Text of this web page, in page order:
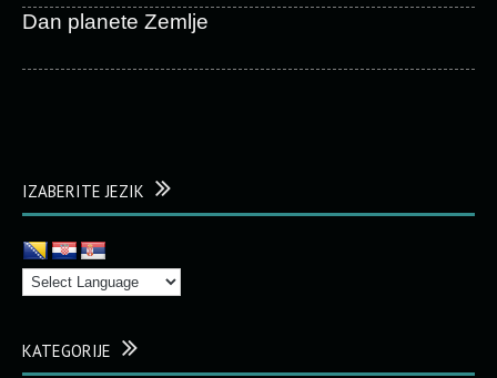
Dan planete Zemlje
IZABERITE JEZIK
KATEGORIJE